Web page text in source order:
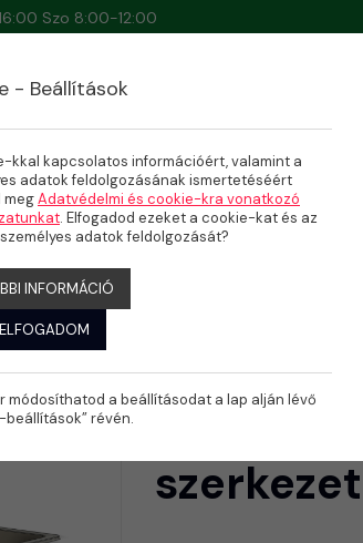
Szo 8:00-12:00
felár
- Beállítások
kkal kapcsolatos információért, valamint a
adatok feldolgozásának ismertetéséért
megAdatvédelmi és cookie-kra vonatkozó
. Elfogadod ezeket a cookie-kat és az
adatok feldolgozását?
INFORMÁCIÓ
módosíthatod a beállításodat a lap alján lévő
beállítások” révén.